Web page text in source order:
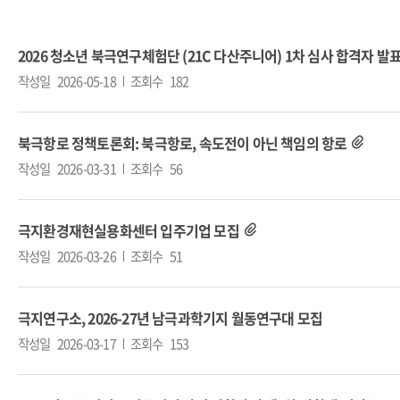
2026 청소년 북극연구체험단 (21C 다산주니어) 1차 심사 합격자 발
작성일 2026-05-18 조회수 182
북극항로 정책토론회: 북극항로, 속도전이 아닌 책임의 항로
작성일 2026-03-31 조회수 56
극지환경재현실용화센터 입주기업 모집
작성일 2026-03-26 조회수 51
극지연구소, 2026-27년 남극과학기지 월동연구대 모집
작성일 2026-03-17 조회수 153